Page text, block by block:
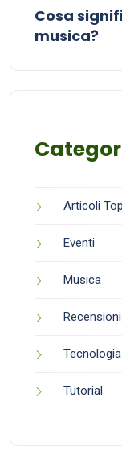
Cosa
musica?
Articoli Top
Eventi
Musica
Recensioni
Tecnologia
Tutorial